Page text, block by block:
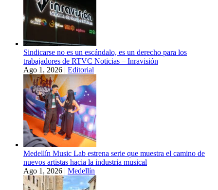
Sindicarse no es un escándalo, es un derecho para los
trabajadores de RTVC Noticias – Inravisión
Ago 1, 2026 | Editorial
Medellín Music Lab estrena serie que muestra el camino de
nuevos artistas hacia la industria musical
Ago 1, 2026 | Medellín